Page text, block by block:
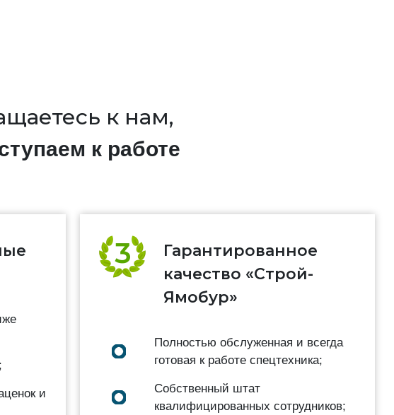
к нам,
к работе
и
Гарантированное
качество «Строй-
Ямобур»
Полностью обслуженная и всегда
готовая к работе спецтехника;
Собственный штат
квалифицированных сотрудников;